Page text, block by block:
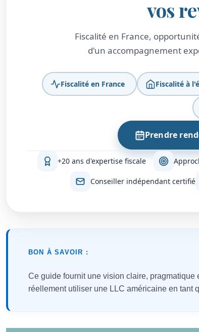
vos
Fiscalité en France,
d'un accompagnement
Fiscalité en France Fiscalité à
Prendre
+20 ans d'expertise fiscale
Conseiller indépendant certifié
BON À SAVOIR :
Ce guide fournit une vision claire,
réellement utiliser une LLC américaine en tant